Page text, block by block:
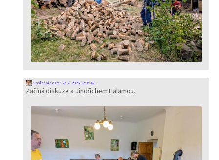
Společná cesta: 27. 7. 2026 12:07:42
Začíná diskuze a Jindřichem Halamou.